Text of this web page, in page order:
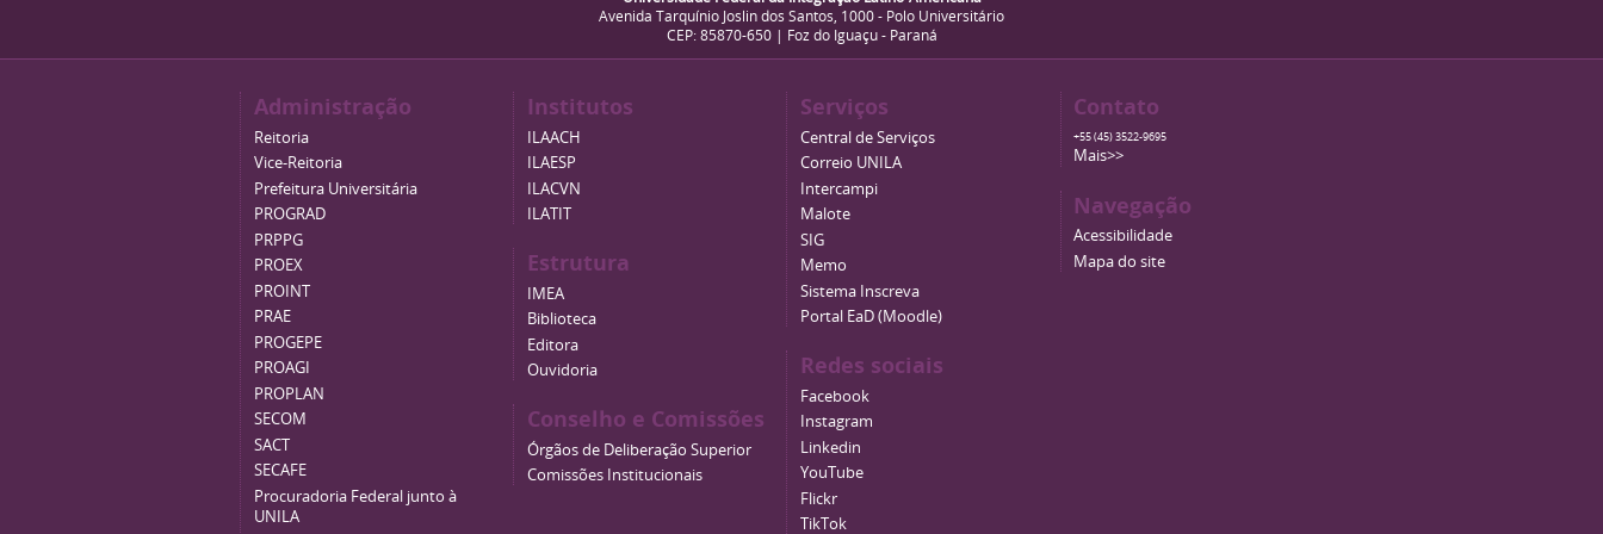
Avenida Tarquínio Joslin dos Santos, 1000 - Polo Universitário
CEP: 85870-650 | Foz do Iguaçu - Paraná
Administração
Reitoria
Vice-Reitoria
Prefeitura Universitária
PROGRAD
PRPPG
PROEX
PROINT
PRAE
PROGEPE
PROAGI
PROPLAN
SECOM
SACT
SECAFE
Procuradoria Federal junto à
UNILA
Institutos
ILAACH
ILAESP
ILACVN
ILATIT
Estrutura
IMEA
Biblioteca
Editora
Ouvidoria
Conselho e Comissões
Órgãos de Deliberação Superior
Comissões Institucionais
Serviços
Central de Serviços
Correio UNILA
Intercampi
Malote
SIG
Memo
Sistema Inscreva
Portal EaD (Moodle)
Redes sociais
Facebook
Instagram
Linkedin
YouTube
Flickr
TikTok
Contato
+55 (45) 3522-9695
Mais>>
Navegação
Acessibilidade
Mapa do site